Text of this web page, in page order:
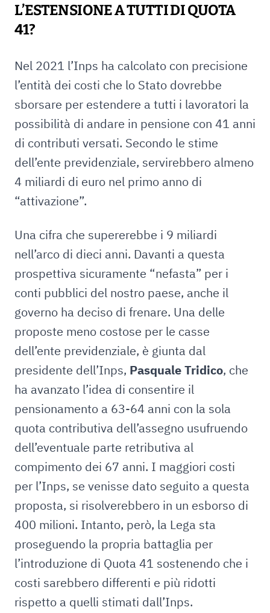
L’ESTENSIONE A TUTTI DI QUOTA
41?
Nel 2021 l’Inps ha calcolato con precisione
l’entità dei costi che lo Stato dovrebbe
sborsare per estendere a tutti i lavoratori la
possibilità di andare in pensione con 41 anni
di contributi versati. Secondo le stime
dell’ente previdenziale, servirebbero almeno
4 miliardi di euro nel primo anno di
“attivazione”.
Una cifra che supererebbe i 9 miliardi
nell’arco di dieci anni. Davanti a questa
prospettiva sicuramente “nefasta” per i
conti pubblici del nostro paese, anche il
governo ha deciso di frenare. Una delle
proposte meno costose per le casse
dell’ente previdenziale, è giunta dal
presidente dell’Inps, Pasquale Tridico, che
ha avanzato l’idea di consentire il
pensionamento a 63-64 anni con la sola
quota contributiva dell’assegno usufruendo
dell’eventuale parte retributiva al
compimento dei 67 anni. I maggiori costi
per l’Inps, se venisse dato seguito a questa
proposta, si risolverebbero in un esborso di
400 milioni. Intanto, però, la Lega sta
proseguendo la propria battaglia per
l’introduzione di Quota 41 sostenendo che i
costi sarebbero differenti e più ridotti
rispetto a quelli stimati dall’Inps.